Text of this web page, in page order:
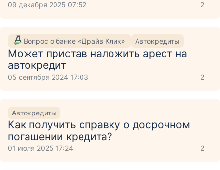
09 декабря 2025 07:52 2
Вопрос о банке «Драйв Клик» Автокредиты
Может пристав наложить арест на
автокредит
05 сентября 2024 17:03 2
Автокредиты
Как получить справку о досрочном
погашении кредита?
01 июля 2025 17:24 2